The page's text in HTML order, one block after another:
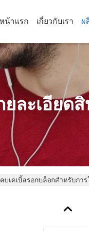
หน้าแรก เกี่ยวกับเรา ผ
ยละเอียด
บเคเบิ้ลรอกบล็อกสำหรับกา